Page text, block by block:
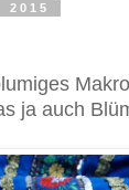
2015
ja auch